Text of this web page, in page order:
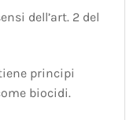
dell’art. 2 del
principi
biocidi.